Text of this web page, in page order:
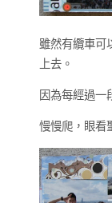
雖然有纜車可
上去。
因為每經過一
慢慢爬，眼看